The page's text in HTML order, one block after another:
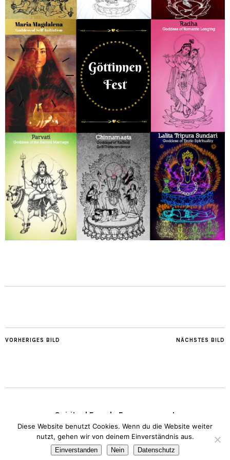
NÄCHSTES BILD
VORHERIGES BILD
Spiritual Female Empowerment
Copyright © 2020 Transparent Heart. ImpressumIDatenschutz
Diese Website benutzt Cookies. Wenn du die Website weiter
nutzt, gehen wir von deinem Einverständnis aus.
Einverstanden Nein Datenschutz